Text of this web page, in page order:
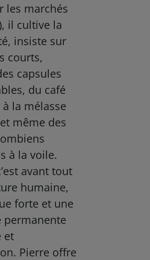
les marchés
il cultive la
insiste sur
courts,
capsules
du café
la mélasse
même des
à la voile.
avant tout
humaine,
forte et une
permanente
et
Pierre offre